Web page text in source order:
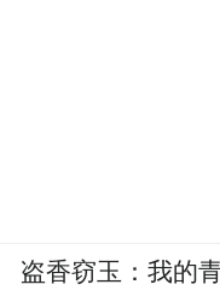
盗香窃玉：我的